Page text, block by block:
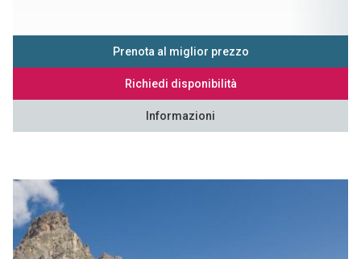
Prenota al miglior prezzo
Richiedi disponibilità
Informazioni